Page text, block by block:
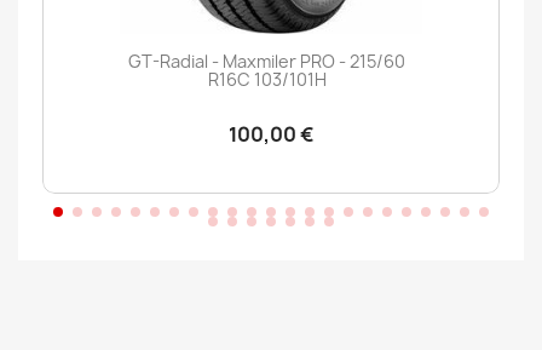
GT-Radial - Maxmiler PRO - 215/60
R16C 103/101H
100,00 €